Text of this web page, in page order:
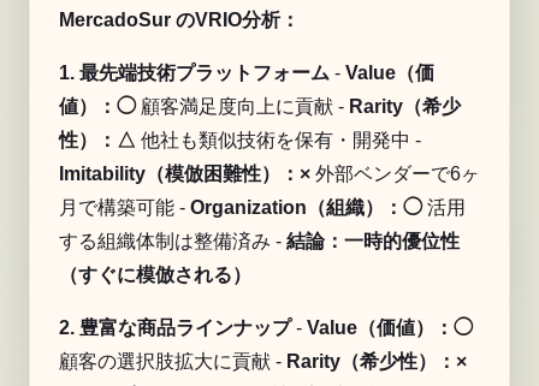
MercadoSur のVRIO分析：
1. 最先端技術プラットフォーム - Value（価
値）：◯顧客満足度向上に貢献 - Rarity（希少
性）：△ 他社も類似技術を保有・開発中 -
Imitability（模倣困難性）：× 外部ベンダーで6ヶ
月で構築可能 - Organization（組織）：◯活用
する組織体制は整備済み - 結論：一時的優位性
（すぐに模倣される）
2. 豊富な商品ラインナップ- Value（価値）：◯
顧客の選択肢拡大に貢献 - Rarity（希少性）：×